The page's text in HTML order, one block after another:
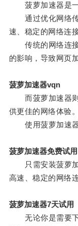
菠萝加速器是一
通过优化网络传
速、稳定的网络连
传统的网络连接
的影响，导致网页
菠萝加速器vqn
而菠萝加速器则
供更佳的网络体验。
使用菠萝加速器
菠萝加速器免费试用
只需安装菠萝加
高速、稳定的网络连
菠萝加速器7天试用
无论你是需要下